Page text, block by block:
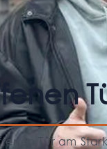
Tür am